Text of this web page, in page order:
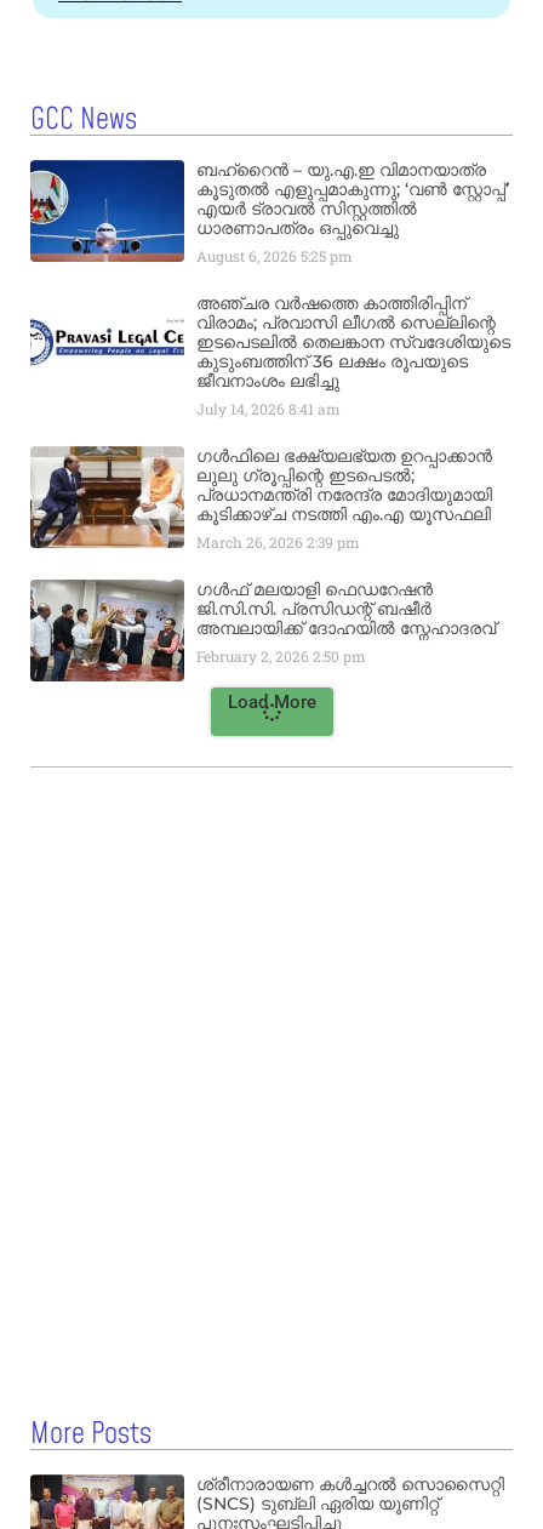
GCC News
ബഹ്‌റൈൻ – യു.എ.ഇ വിമാനയാത്ര
കൂടുതൽ എളുപ്പമാകുന്നു; ‘വൺ സ്റ്റോപ്പ്’
എയർ ട്രാവൽ സിസ്റ്റത്തിൽ
ധാരണാപത്രം ഒപ്പുവെച്ചു
August 6, 20265:25 pm
അഞ്ചര വർഷത്തെ കാത്തിരിപ്പിന്
വിരാമം; പ്രവാസി ലീഗൽ സെല്ലിന്റെ
ഇടപെടലിൽ തെലങ്കാന സ്വദേശിയുടെ
കുടുംബത്തിന് 36 ലക്ഷം രൂപയുടെ
ജീവനാംശം ലഭിച്ചു
July 14, 20268:41 am
ഗൾഫിലെ ഭക്ഷ്യലഭ്യത ഉറപ്പാക്കാൻ
ലുലു ഗ്രൂപ്പിന്റെ ഇടപെടൽ;
പ്രധാനമന്ത്രി നരേന്ദ്ര മോദിയുമായി
കൂടിക്കാഴ്ച നടത്തി എം.എ യൂസഫലി
March 26, 20262:39 pm
ഗൾഫ് മലയാളി ഫെഡറേഷൻ
ജി.സി.സി. പ്രസിഡന്റ് ബഷീർ
അമ്പലായിക്ക് ദോഹയിൽ സ്നേഹാദരവ്
February 2, 20262:50 pm
Load More
More Posts
ശ്രീനാരായണ കൾച്ചറൽ സൊസൈറ്റി
(SNCS) ടുബ്ലി ഏരിയ യൂണിറ്റ്
പുനഃസംഘടിപ്പിച്ചു